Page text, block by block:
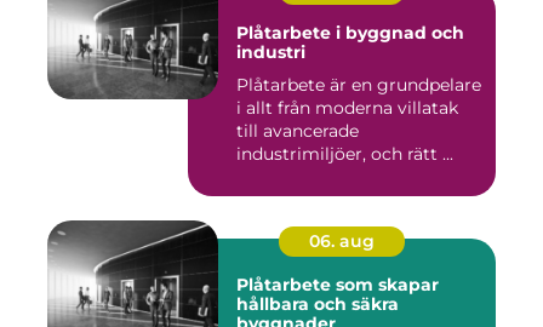
Plåtarbete i byggnad och
industri
Plåtarbete är en grundpelare
i allt från moderna villatak
till avancerade
industrimiljöer, och rätt ...
06. aug
Plåtarbete som skapar
hållbara och säkra